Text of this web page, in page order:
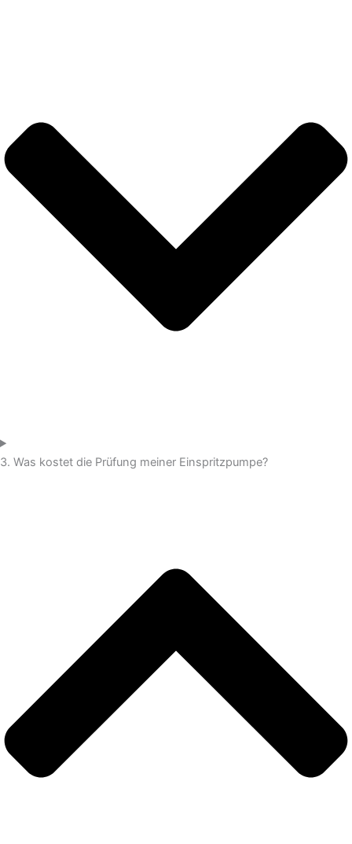
3. Was kostet die Prüfung meiner Einspritzpumpe?